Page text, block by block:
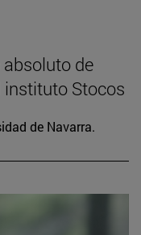
absoluto de
instituto Stocos
de Navarra.